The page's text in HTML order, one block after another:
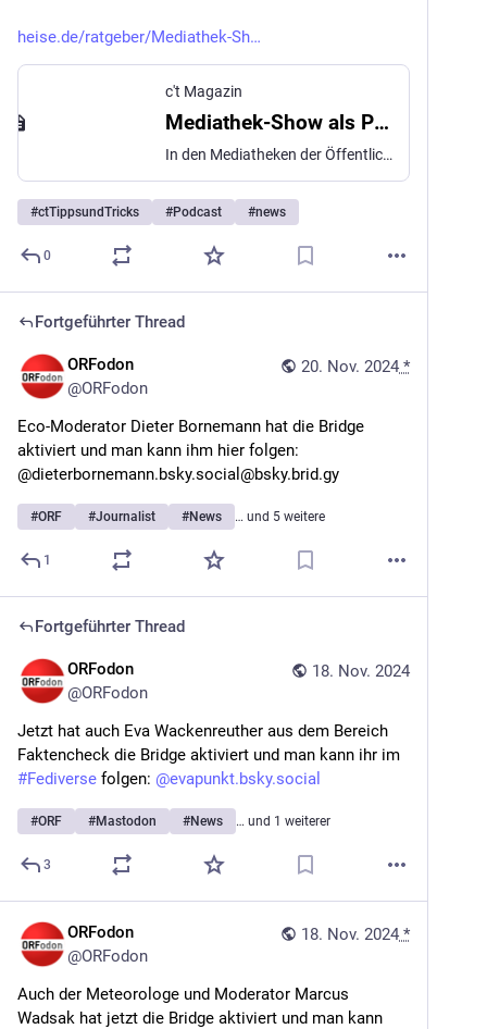
heise.de/ratgeber/Mediathek-Sh
c't Magazin
Mediathek-Show als Podcast
In den Mediatheken der Öffentlich-Rechtlichen gibt es viele interessante Sendungen. Kann ich meine Lieblingssendungen nicht einfach als Podcast abonnieren?
#ctTippsundTricks #Podcast #news
0
Fortgeführter Thread
20. Nov. 2024 *
ORFodon
@ORFodon
Eco-Moderator Dieter Bornemann hat die Bridge
aktiviert und man kann ihm hier folgen:
@dieterbornemann.bsky.social@bsky.brid.gy
#ORF #Journalist #News … und 5 weitere
1
Fortgeführter Thread
18. Nov. 2024
ORFodon
@ORFodon
Jetzt hat auch Eva Wackenreuther aus dem Bereich
#Fediverse folgen: @evapunkt.bsky.social
#ORF #Mastodon #News … und 1 weiterer
3
18. Nov. 2024 *
ORFodon
@ORFodon
Auch der Meteorologe und Moderator Marcus
Wadsak hat jetzt die Bridge aktiviert und man kann